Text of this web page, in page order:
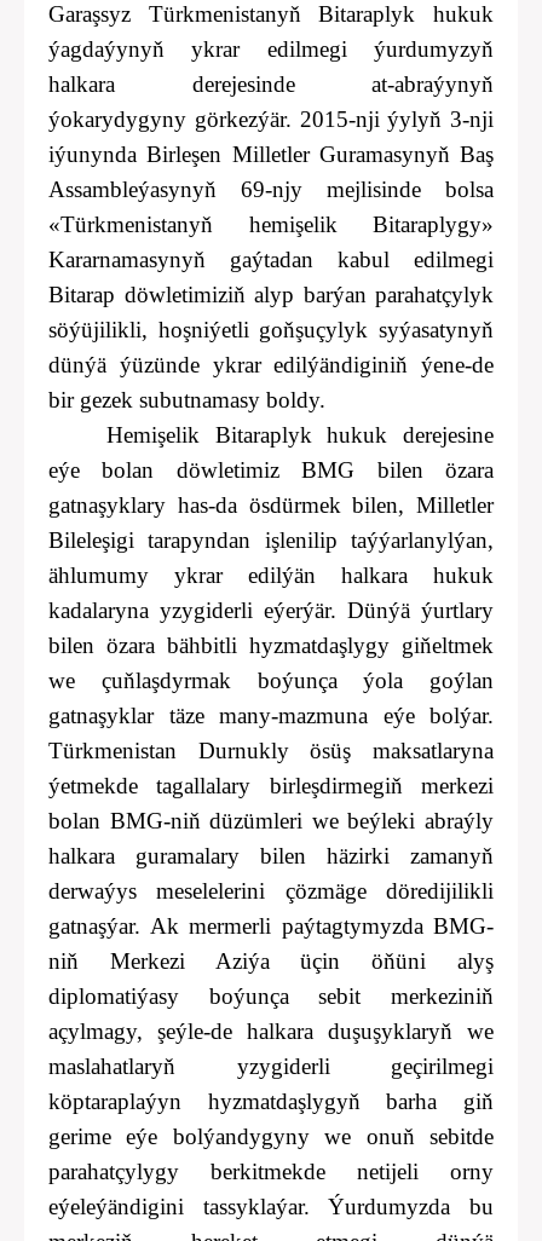
Garaşsyz Türkmenistanyň Bitaraplyk hukuk
ýagdaýynyň ykrar edilmegi ýurdumyzyň
halkara derejesinde at-abraýynyň
ýokarydygyny görkezýär. 2015-nji ýylyň 3-nji
iýunynda Birleşen Milletler Guramasynyň Baş
Assambleýasynyň 69-njy mejlisinde bolsa
«Türkmenistanyň hemişelik Bitaraplygy»
Kararnamasynyň gaýtadan kabul edilmegi
Bitarap döwletimiziň alyp barýan parahatçylyk
söýüjilikli, hoşniýetli goňşuçylyk syýasatynyň
dünýä ýüzünde ykrar edilýändiginiň ýene-de
bir gezek subutnamasy boldy.
Hemişelik Bitaraplyk hukuk derejesine
eýe bolan döwletimiz BMG bilen özara
gatnaşyklary has-da ösdürmek bilen, Milletler
Bileleşigi tarapyndan işlenilip taýýarlanylýan,
ählumumy ykrar edilýän halkara hukuk
kadalaryna yzygiderli eýerýär. Dünýä ýurtlary
bilen özara bähbitli hyzmatdaşlygy giňeltmek
we çuňlaşdyrmak boýunça ýola goýlan
gatnaşyklar täze many-mazmuna eýe bolýar.
Türkmenistan Durnukly ösüş maksatlaryna
ýetmekde tagallalary birleşdirmegiň merkezi
bolan BMG-niň düzümleri we beýleki abraýly
halkara guramalary bilen häzirki zamanyň
derwaýys meselelerini çözmäge döredijilikli
gatnaşýar. Ak mermerli paýtagtymyzda BMG-
niň Merkezi Aziýa üçin öňüni alyş
diplomatiýasy boýunça sebit merkeziniň
açylmagy, şeýle-de halkara duşuşyklaryň we
maslahatlaryň yzygiderli geçirilmegi
köptaraplaýyn hyzmatdaşlygyň barha giň
gerime eýe bolýandygyny we onuň sebitde
parahatçylygy berkitmekde netijeli orny
eýeleýändigini tassyklaýar. Ýurdumyzda bu